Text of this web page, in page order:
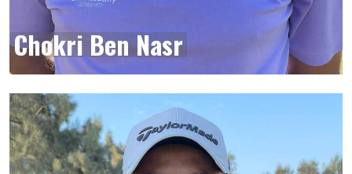
Chokri Ben Nasr